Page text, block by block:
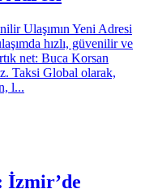
Ulaşımın Yeni Adresi
hızlı, güvenilir ve
net: Buca Korsan
Taksi Global olarak,
l...
İzmir’de